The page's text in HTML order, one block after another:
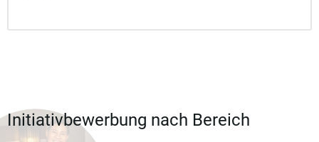
Initiativbewerbung nach Bereich